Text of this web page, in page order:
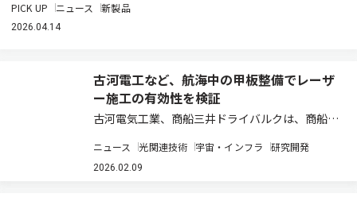
PICK UP ニュース 新製品
2026.04.14
古河電工など、航海中の甲板整備でレーザ
ー施工の有効性を検証
古河電気工業、商船三井ドライバルクは、商船三
型ウルトラマックスばら積み船「Green
Winds」）に、インフラ構造物向けの表面処理ソ
ニュース 光関連技術 宇宙・インフラ 研究開発
2026.02.09